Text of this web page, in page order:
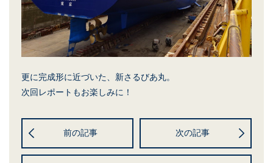
更に完成形に近づいた、新さるびあ丸。
次回レポートもお楽しみに！
前の記事 次の記事